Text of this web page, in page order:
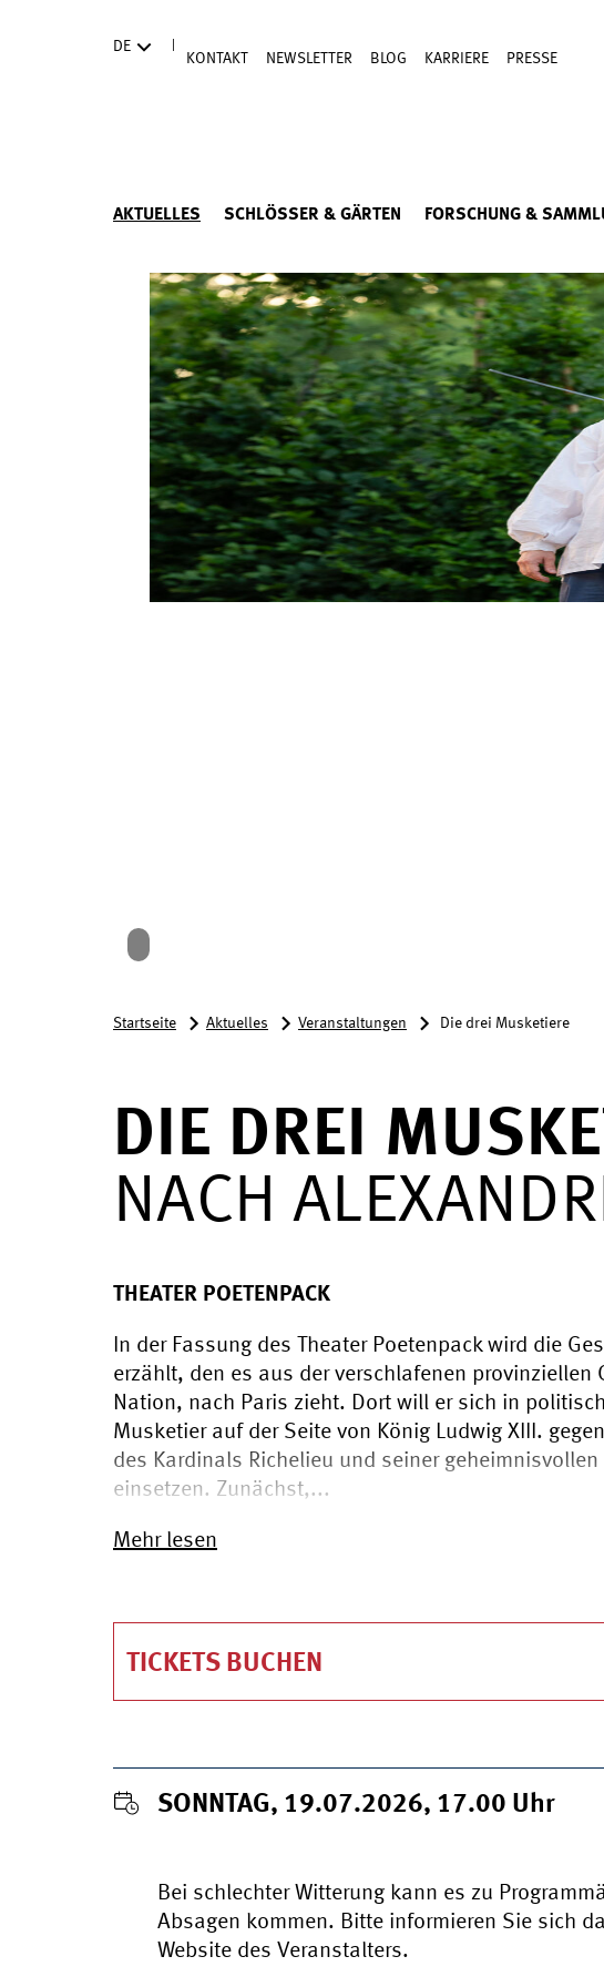
DE
KONTAKT NEWSLETTER BLOG KARRIERE PRESSE
AKTUELLES SCHLÖSSER & GÄRTEN FORSCHUNG &
Startseite Aktuelles Veranstaltungen Die drei Musketiere
DIE DREI
NACH
THEATER POETENPACK
In der Fassung des Theater Poetenpack wird die
erzählt, den es aus der verschlafenen provinziellen
Nation, nach Paris zieht. Dort will er sich in
Musketier auf der Seite von König Ludwig XIII.
des Kardinals Richelieu und seiner
einsetzen. Zunächst,...
Mehr lesen
TICKETS BUCHEN
SONNTAG, 19.07.2026, 17.00 Uhr
Bei schlechter Witterung kann es zu
Absagen kommen. Bitte informieren Sie sich
Website des Veranstalters.